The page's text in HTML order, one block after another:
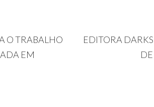
O TRABALHO
EM
EDITORA